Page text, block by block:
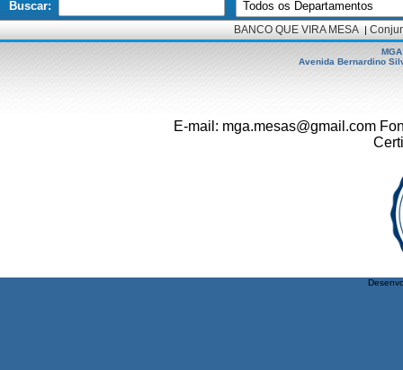
Buscar:
BANCO QUE VIRA MESA|
Avenida Bernardino
E-mail: mga.mesas@gmail.com